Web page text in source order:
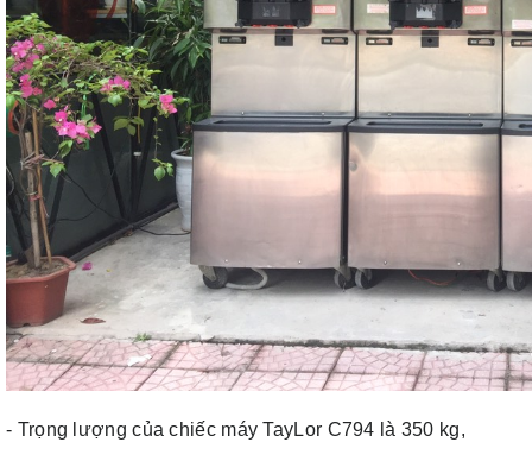
- Trọng lượng của chiếc máy TayLor C794 là 350 kg,